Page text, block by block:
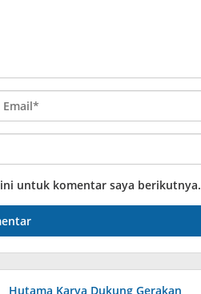
untuk komentar saya berikutnya.
Hutama Karya Dukung Gerakan